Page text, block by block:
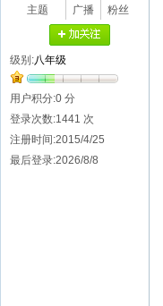
主题 广播 粉丝
级别:八年级
用户积分:0 分
登录次数:1441 次
注册时间:2015/4/25
最后登录:2026/8/8